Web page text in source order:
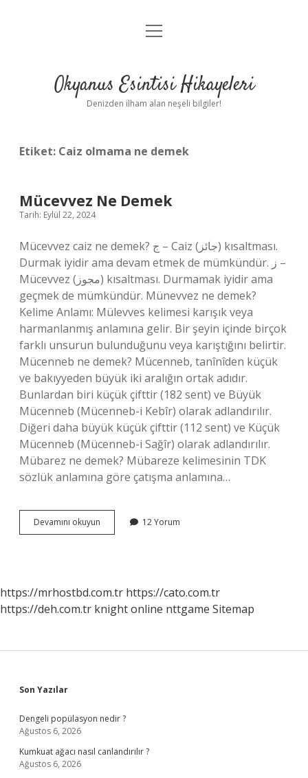
Anasayfa
Yasal Uyarı
menüyü
Okyanus Esintisi Hikayeleri
Denizden ilham alan neşeli bilgiler!
Etiket: Caiz olmama ne demek
Mücevvez Ne Demek
Tarih: Eylül 22, 2024
Mücevvez caiz ne demek? ج – Caiz (جائز) kısaltması.
Durmak iyidir ama devam etmek de mümkündür. ز –
Mücevvez (مجوز) kısaltması. Durmamak iyidir ama
geçmek de mümkündür. Münevvez ne demek?
Kelime Anlamı: Mülevves kelimesi karışık veya
harmanlanmış anlamına gelir. Bir şeyin içinde birçok
farklı unsurun bulunduğunu veya karıştığını belirtir.
Mücenneb ne demek? Mücenneb, tanînîden küçük
ve bakıyyeden büyük iki aralığın ortak adıdır.
Bunlardan biri küçük çifttir (182 sent) ve Büyük
Mücenneb (Mücenneb-i Kebîr) olarak adlandırılır.
Diğeri daha büyük küçük çifttir (112 sent) ve Küçük
Mücenneb (Mücenneb-i Sağîr) olarak adlandırılır.
Mübarez ne demek? Mübareze kelimesinin TDK
sözlük anlamına göre çatışma anlamına…
Devamını okuyun Mücevvez
Ne
12 Yorum
https://mrhostbd.com.tr https://cato.com.tr
https://deh.com.tr knight online nttgame Sitemap
Sidebar
Son Yazılar
Dengeli popülasyon nedir ?
Ağustos 6, 2026
Kumkuat ağacı nasıl canlandırılır ?
Ağustos 6, 2026